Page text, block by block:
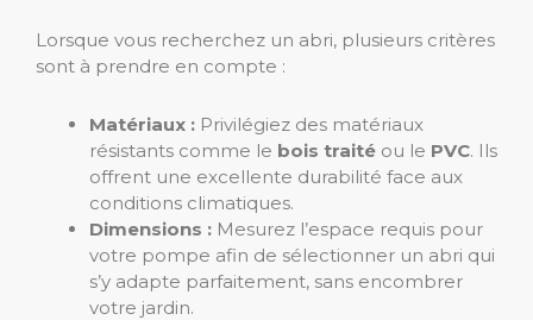
Lorsque vous recherchez un abri, plusieurs critères
sont à prendre en compte :
Matériaux : Privilégiez des matériaux
résistants comme le bois traité ou le PVC. Ils
offrent une excellente durabilité face aux
conditions climatiques.
Dimensions : Mesurez l’espace requis pour
votre pompe afin de sélectionner un abri qui
s’y adapte parfaitement, sans encombrer
votre jardin.